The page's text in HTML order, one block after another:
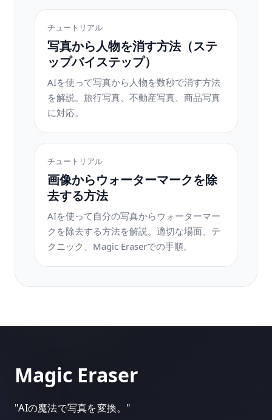
チュートリアル
写真から人物を消す方法（ステ
ップバイステップ）
AIを使って写真から人物を数秒で消す方法
を解説。旅行写真、不動産写真、商品写真
に対応。
チュートリアル
画像からウォーターマークを除
去する方法
AIを使って自分の写真からウォーターマー
クを除去する方法を解説。適切な場面、テ
クニック、Magic Eraserでの手順。
Magic Eraser
"AIの魔法で写真を変換。 "